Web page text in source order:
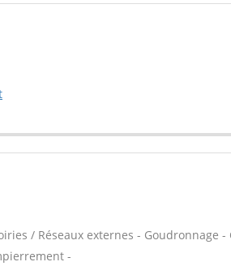
/ Réseaux externes - Goudronnage -
-